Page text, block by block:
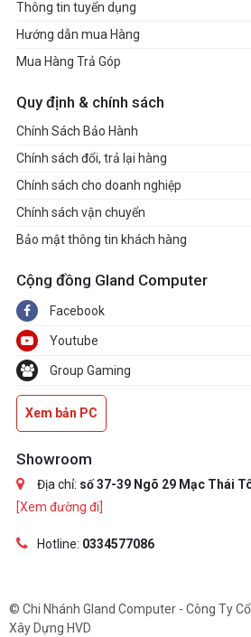
Thông tin tuyển dụng
Hướng dẫn mua Hàng
Mua Hàng Trả Góp
Quy định & chính sách
Chính Sách Bảo Hành
Chính sách đổi, trả lại hàng
Chính sách cho doanh nghiệp
Chính sách vận chuyển
Bảo mật thông tin khách hàng
Cộng đồng Gland Computer
Facebook
Youtube
Group Gaming
Xem bản PC
Showroom
Địa chỉ: số 37-39 Ngõ 29 Mạc Thái
[Xem đường đi]
Hotline: 0334577086
© Chi Nhánh Gland Computer - Công Ty
Xây Dựng HVD